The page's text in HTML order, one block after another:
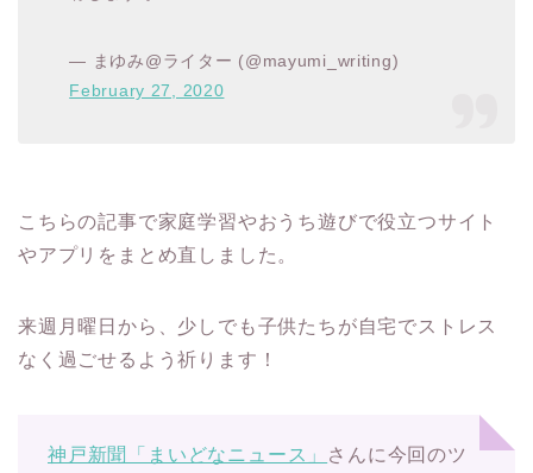
— まゆみ@ライター (@mayumi_writing)
February 27, 2020
こちらの記事で家庭学習やおうち遊びで役立つサイト
やアプリをまとめ直しました。
来週月曜日から、少しでも子供たちが自宅でストレス
なく過ごせるよう祈ります！
神戸新聞「まいどなニュース」
さんに今回のツ